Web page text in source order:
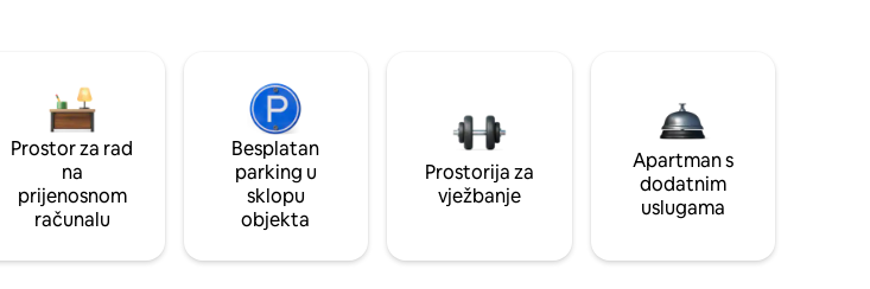
Prostor za rad
na
prijenosnom
računalu
Besplatan
parking u
sklopu
objekta
Prostorija za
vježbanje
Apartman s
dodatnim
uslugama